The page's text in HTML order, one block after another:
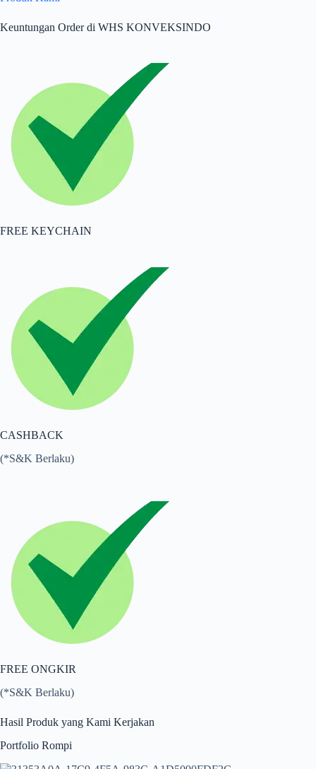
Keuntungan Order di WHS KONVEKSINDO
FREE KEYCHAIN
CASHBACK
(*S&K Berlaku)
FREE ONGKIR
(*S&K Berlaku)
Hasil Produk yang Kami Kerjakan
Portfolio Rompi